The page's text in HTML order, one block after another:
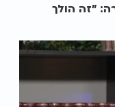
"זה הולך